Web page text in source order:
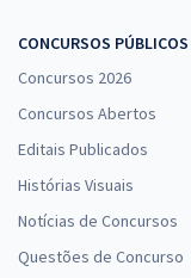
CONCURSOS PÚBLICOS
Concursos 2026
Concursos Abertos
Editais Publicados
Histórias Visuais
Notícias de Concursos
Questões de Concurso